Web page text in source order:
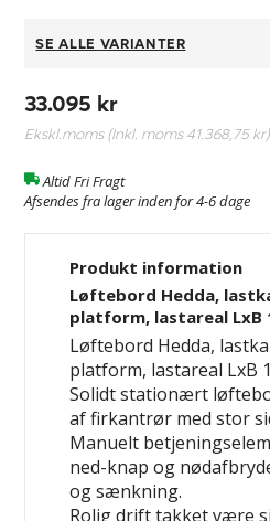
SE ALLE VARIANTER
33.095 kr
Ekskl.moms (Inkl. moms41.368,75 kr)
Altid Fri Fragt
Afsendes fra lager inden for 4-6 dage
Produkt information
Løftebord Hedda,
platform, lastareal LxB
Løftebord Hedda,
platform, lastareal LxB
Solidt stationært
af firkantrør med stor
Manuelt
ned-knap og
og sænkning.
Rolig drift takket være